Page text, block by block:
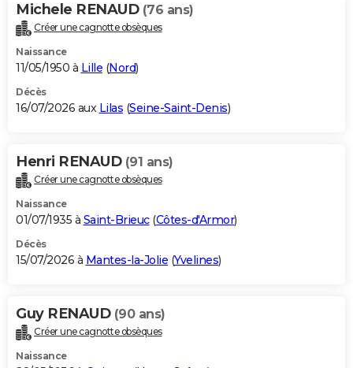
Michele RENAUD (76 ans)
Créer une cagnotte obsèques
Naissance
11/05/1950 à Lille (Nord)
Décès
16/07/2026 aux Lilas (Seine-Saint-Denis)
Henri RENAUD (91 ans)
Créer une cagnotte obsèques
Naissance
01/07/1935 à Saint-Brieuc(Côtes-d'Armor)
Décès
15/07/2026 à Mantes-la-Jolie (Yvelines)
Guy RENAUD (90 ans)
Créer une cagnotte obsèques
Naissance